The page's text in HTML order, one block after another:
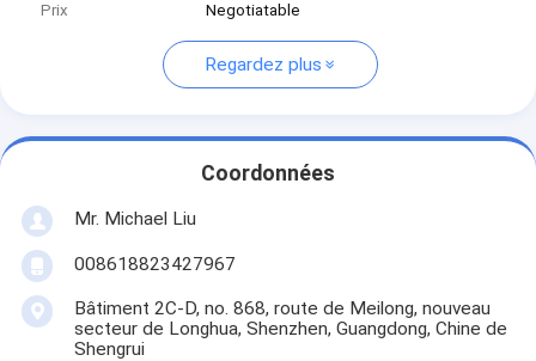
Prix Negotiatable
Regardez plus
Coordonnées
Mr. Michael Liu
008618823427967
Bâtiment 2C-D, no. 868, route de Meilong, nouveau
secteur de Longhua, Shenzhen, Guangdong, Chine de
Shengrui